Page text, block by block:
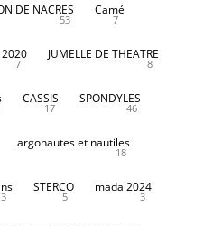
DE NACRES
53
Camé
7
7
JUMELLE DE THEATRE
8
CASSIS
17
SPONDYLES
46
argonautes et nautiles
18
3
STERCO
5
mada 2024
3